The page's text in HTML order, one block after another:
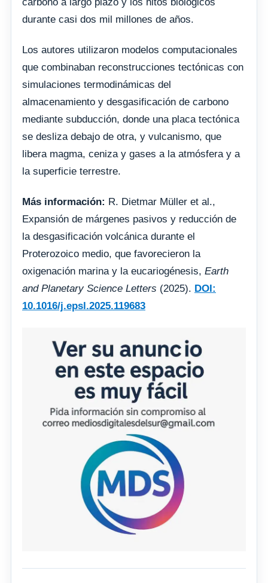
durante casi dos mil millones de años.
Los autores utilizaron modelos computacionales
que combinaban reconstrucciones tectónicas con
simulaciones termodinámicas del
almacenamiento y desgasificación de carbono
mediante subducción, donde una placa tectónica
se desliza debajo de otra, y vulcanismo, que
libera magma, ceniza y gases a la atmósfera y a
la superficie terrestre.
Más información: R. Dietmar Müller et al.,
Expansión de márgenes pasivos y reducción de
la desgasificación volcánica durante el
Proterozoico medio, que favorecieron la
oxigenación marina y la eucariogénesis, Earth
and Planetary Science Letters (2025). DOI:
10.1016/j.epsl.2025.119683